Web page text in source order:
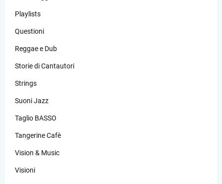
Playlists
Questioni
Reggae e Dub
Storie di Cantautori
Strings
Suoni Jazz
Taglio BASSO
Tangerine Cafè
Vision & Music
Visioni